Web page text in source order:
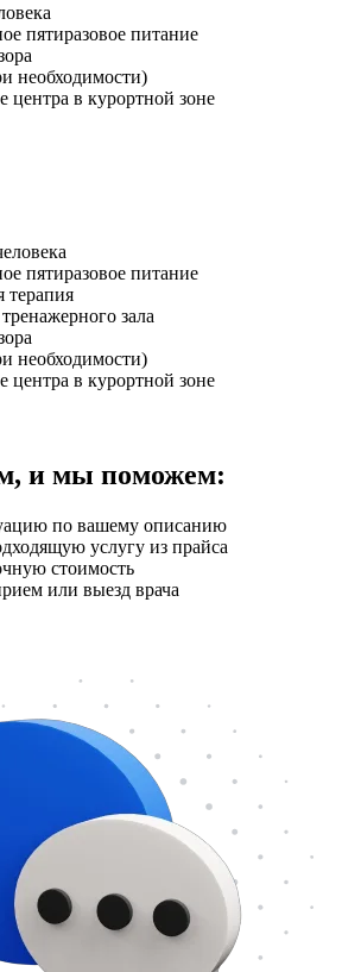
пятиразовое питание
необходимости)
центра в курортной зоне
пятиразовое питание
терапия
зала
необходимости)
центра в курортной зоне
и мы поможем:
по вашему описанию
услугу из прайса
стоимость
или выезд врача